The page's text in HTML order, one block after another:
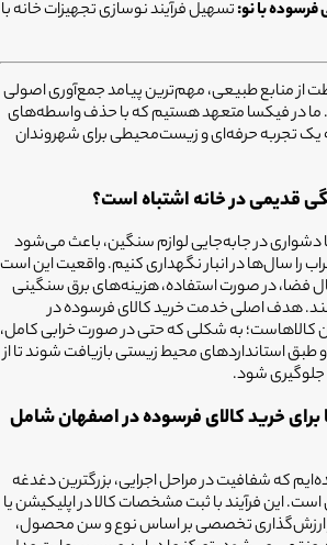
با نو:تسهیل فرآیند نوسازی تجهیزات خانه با
منابع طبیعی، مهم‌ترین پیامد جمع‌آوری اصولی
ما در فیکسا متعهد هستیم که با حذف واسطه‌های
یک تجربه حرفه‌ای و زیست‌محیطی برای شهروندان
قدیمی در خانه اشتباه است؟
دشواری در جابه‌جایی لوازم سنگین، باعث می‌شود
را سال‌ها در انبار نگهداری کنیم. واقعیت این است
فضا، در صورت استفاده، هزینه‌های برق سنگینی
هدف اصلی خدمت خرید کالای فرسوده در
کالاهاست؛ به شکلی که حتی در صورت خرابی کامل،
استانداردهای محیط زیستی بازیافت شوند تا از
شود.
خرید کالای فرسوده در اصفهان شامل
که شفافیت در مراحل اجرایی، بزرگترین دغدغه
این فرآیند با ثبت مشخصات کالا در اپلیکیشن یا
ارزش‌گذاری تخصصی بر اساس نوع و سن محصول،